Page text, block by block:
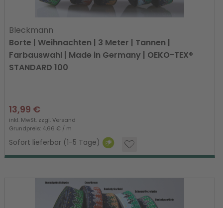
Bleckmann
Borte | Weihnachten | 3 Meter | Tannen |
Farbauswahl | Made in Germany | OEKO-TEX®
STANDARD 100
13,99 €
inkl. MwSt. zzgl.Versand
Grundpreis: 4,66 € / m
Sofort lieferbar (1-5 Tage)